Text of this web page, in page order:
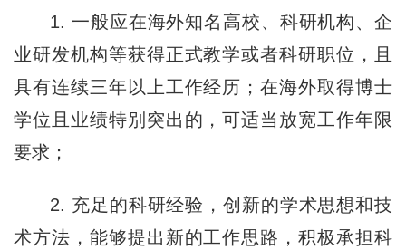
1. 一般应在海外知名高校、科研机构、企
业研发机构等获得正式教学或者科研职位，且
具有连续三年以上工作经历；在海外取得博士
学位且业绩特别突出的，可适当放宽工作年限
要求；
2. 充足的科研经验，创新的学术思想和技
术方法，能够提出新的工作思路，积极承担科